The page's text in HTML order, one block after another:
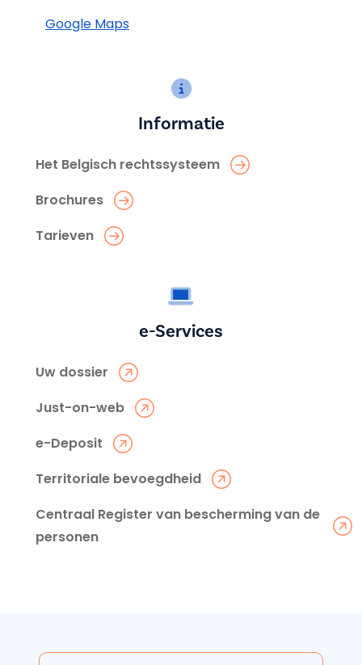
Google Maps
Informatie
Het Belgisch rechtssysteem
Brochures
Tarieven
e-Services
Uw dossier
Just-on-web
e-Deposit
Territoriale bevoegdheid
Centraal Register van bescherming van de
personen